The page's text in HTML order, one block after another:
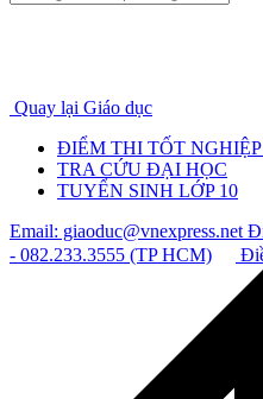
Quay lại Giáo dục
ĐIỂM THI TỐT
TRA CỨU ĐẠI HỌC
TUYỂN SINH LỚP 10
Email: giaoduc@vnexpress.net
- 082.233.3555 (TP HCM)